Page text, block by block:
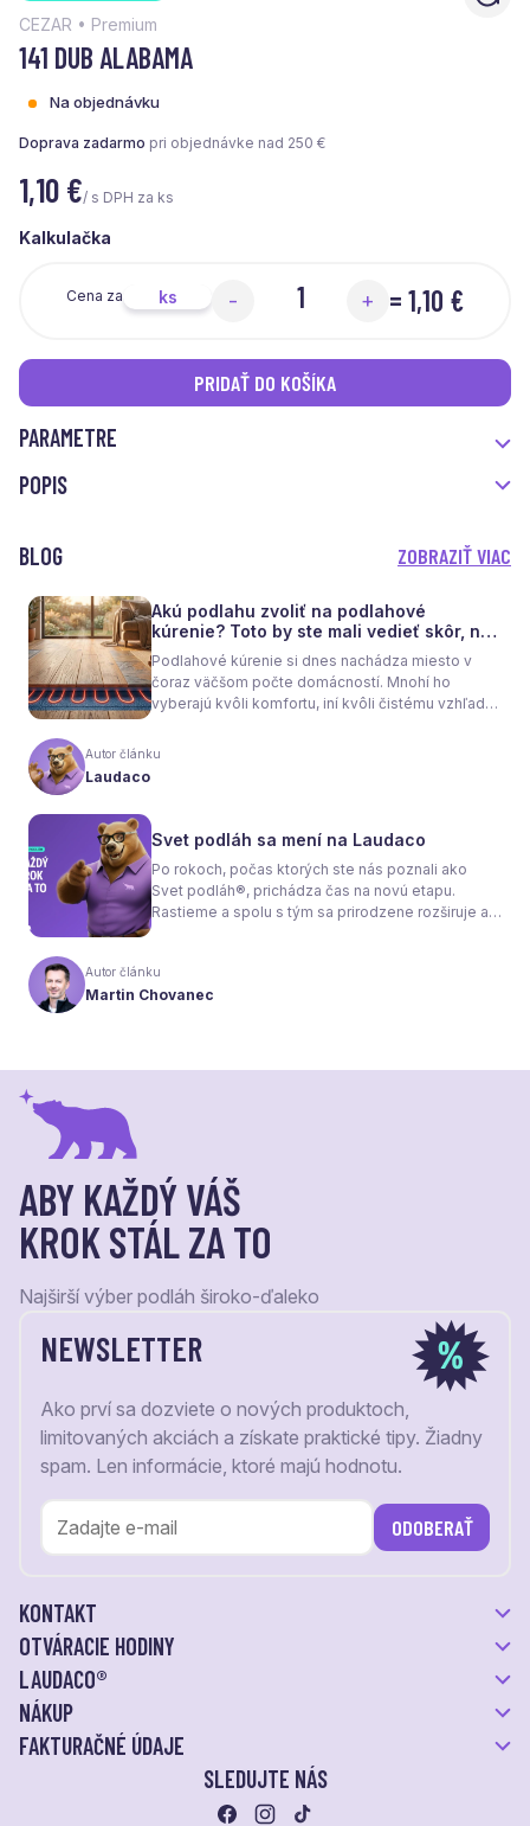
CEZAR • Premium
141 DUB ALABAMA
Na objednávku
Doprava zadarmo pri objednávke nad 250 €
1,10 €/ s DPH za ks
Kalkulačka
Cena za ks - + = 1,10 €
PRIDAŤ DO KOŠÍKA
PARAMETRE
POPIS
BLOG ZOBRAZIŤ VIAC
Akú podlahu zvoliť na podlahové
kúrenie? Toto by ste mali vedieť skôr, než
sa rozhodnete
Podlahové kúrenie si dnes nachádza miesto v
čoraz väčšom počte domácností. Mnohí ho
vyberajú kvôli komfortu, iní kvôli čistému vzhľadu
nielen na pocit tepla v miestnosti, ale aj na
spotrebu energie a celkové fungovanie kúrenia.
Autor článku
Laudaco
Svet podláh sa mení na Laudaco
Po rokoch, počas ktorých ste nás poznali ako
Svet podláh®, prichádza čas na novú etapu.
Rastieme a spolu s tým sa prirodzene rozširuje aj
vizuálnou identitou. Naším cieľom je, aby každý
váš krok stál za to.
Autor článku
Martin Chovanec
ABY KAŽDÝ VÁŠ
KROK STÁL ZA TO
Najširší výber podláh široko-ďaleko
NEWSLETTER
Ako prví sa dozviete o nových produktoch,
limitovaných akciách a získate praktické tipy. Žiadny
spam. Len informácie, ktoré majú hodnotu.
ODOBERAŤ
KONTAKT
OTVÁRACIE HODINY
LAUDACO®
NÁKUP
FAKTURAČNÉ ÚDAJE
SLEDUJTE NÁS